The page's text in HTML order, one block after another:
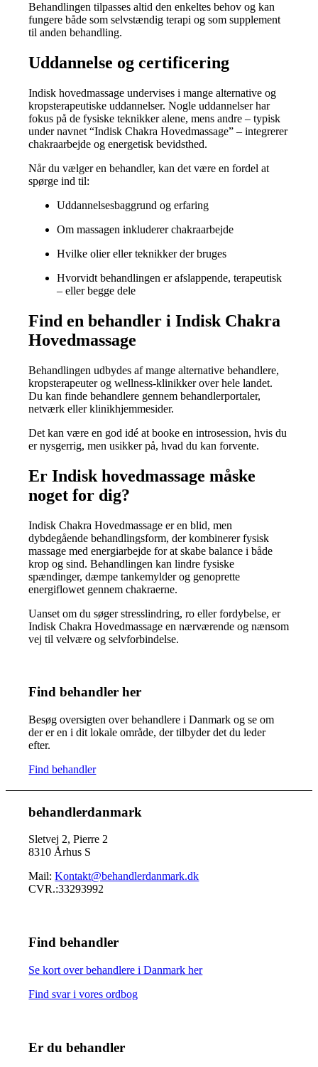
Behandlingen tilpasses altid den enkeltes behov og kan
fungere både som selvstændig terapi og som supplement
til anden behandling.
Uddannelse og certificering
Indisk hovedmassage undervises i mange alternative og
kropsterapeutiske uddannelser. Nogle uddannelser har
fokus på de fysiske teknikker alene, mens andre – typisk
under navnet “Indisk Chakra Hovedmassage” – integrerer
chakraarbejde og energetisk bevidsthed.
Når du vælger en behandler, kan det være en fordel at
spørge ind til:
Uddannelsesbaggrund og erfaring
Om massagen inkluderer chakraarbejde
Hvilke olier eller teknikker der bruges
Hvorvidt behandlingen er afslappende, terapeutisk
– eller begge dele
Find en behandler i Indisk Chakra
Hovedmassage
Behandlingen udbydes af mange alternative behandlere,
kropsterapeuter og wellness-klinikker over hele landet.
Du kan finde behandlere gennem behandlerportaler,
netværk eller klinikhjemmesider.
Det kan være en god idé at booke en introsession, hvis du
er nysgerrig, men usikker på, hvad du kan forvente.
Er Indisk hovedmassage måske
noget for dig?
Indisk Chakra Hovedmassage er en blid, men
dybdegående behandlingsform, der kombinerer fysisk
massage med energiarbejde for at skabe balance i både
krop og sind. Behandlingen kan lindre fysiske
spændinger, dæmpe tankemylder og genoprette
energiflowet gennem chakraerne.
Uanset om du søger stresslindring, ro eller fordybelse, er
Indisk Chakra Hovedmassage en nærværende og nænsom
vej til velvære og selvforbindelse.
Find behandler her
Besøg oversigten over behandlere i Danmark og se om
der er en i dit lokale område, der tilbyder det du leder
efter.
Find behandler
behandlerdanmark
Sletvej 2, Pierre 2
8310 Århus S
Mail:Kontakt@behandlerdanmark.dk
CVR.:33293992
Find behandler
Se kort over behandlere i Danmark her
Find svar i vores ordbog
Er du behandler